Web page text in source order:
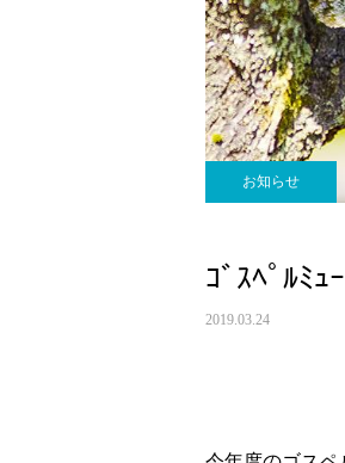
お知らせ
ｺﾞｽﾍﾟﾙﾐｭ
2019.03.24